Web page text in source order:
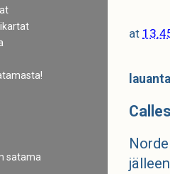
at
satama